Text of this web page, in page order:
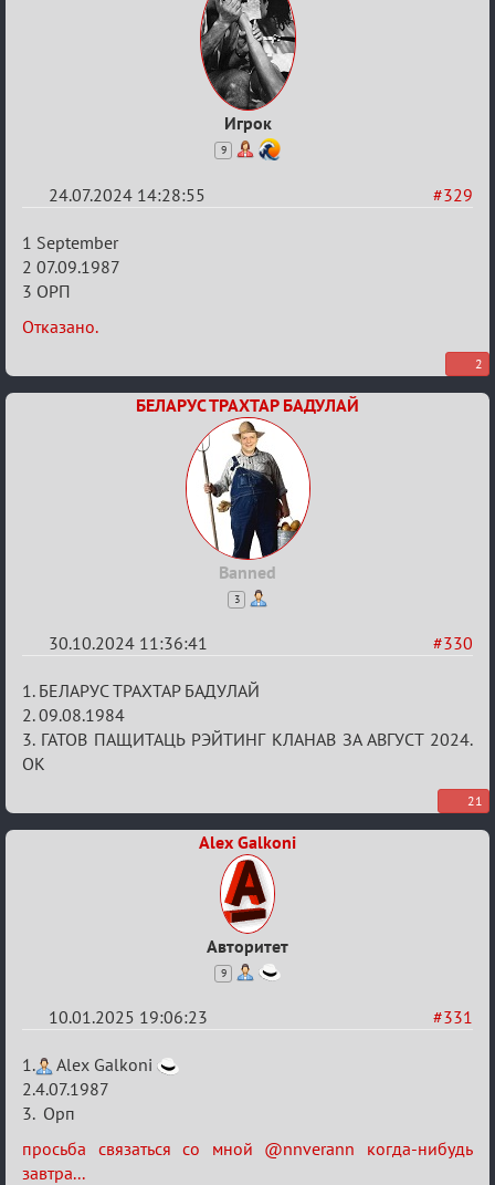
Игрок
9
#329
24.07.2024 14:28:55
Re:
Заявки
в
Авторитеты²
1 September
2 07.09.1987
3 ОРП
Отказано.
2
БЕЛАРУС ТРАХТАР БАДУЛАЙ
Banned
3
#330
30.10.2024 11:36:41
Re:
Заявки
в
Авторитеты²
1. БЕЛАРУС ТРАХТАР БАДУЛАЙ
2. 09.08.1984
3. ГАТОВ ПАЩИТАЦЬ РЭЙТИНГ КЛАНАВ ЗА АВГУСТ 2024.
ОК
21
Alex Galkoni
Авторитет
9
#331
10.01.2025 19:06:23
Re:
Заявки
в
Авторитеты²
1.
Alex Galkoni
2.4.07.1987
3. Орп
просьба связаться со мной @nnverann когда-нибудь
завтра...